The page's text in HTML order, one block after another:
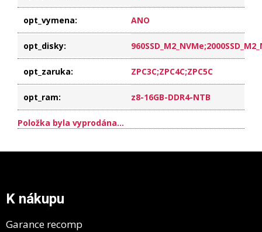
opt_vymena: ANO
opt_disky:
opt_zaruka: ZPC3C;ZPC4C;ZPC5C
opt_ram: z8-16GB-DDR4-NTB
Položka byla vyprodána…
K nákupu
Garance recomp